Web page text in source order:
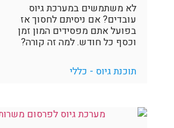
לא משתמשים במערכת גיוס
עובדים? אם ניסיתם לחסוך אז
בפועל אתם מפסידים המון זמן
וכסף כל חודש. למה זה קורה?
תוכנת גיוס - כללי